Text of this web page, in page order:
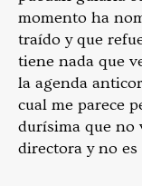
momento ha
traído y que
tiene nada que
la agenda
cual me parece
durísima que no
directora y no